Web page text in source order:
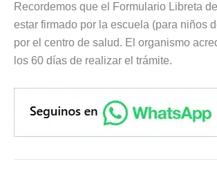
Recordemos que el Formulario Libreta
estar firmado por la escuela (para niños
por el centro de salud. El organismo
los 60 días de realizar el trámite.